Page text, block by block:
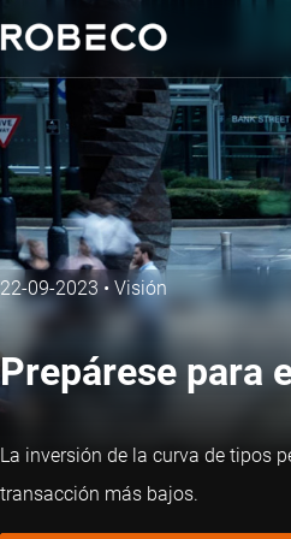
22-09-2023 • Visión
Prepárese para
La inversión de la curva de tipos
transacción más bajos.